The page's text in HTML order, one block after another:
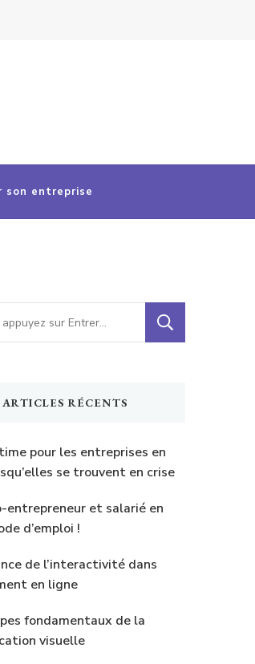
son entreprise
ARTICLES RÉCENTS
pour les entreprises en
se trouvent en crise
entrepreneur et salarié en
d’emploi !
de l’interactivité dans
en ligne
fondamentaux de la
visuelle